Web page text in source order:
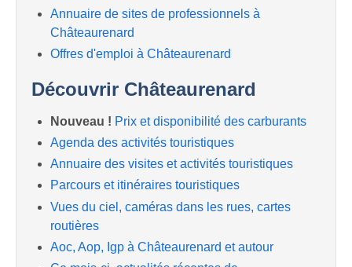
Annuaire de sites de professionnels à
Châteaurenard
Offres d'emploi à Châteaurenard
Découvrir Châteaurenard
Nouveau ! Prix et disponibilité des carburants
Agenda des activités touristiques
Annuaire des visites et activités touristiques
Parcours et itinéraires touristiques
Vues du ciel, caméras dans les rues, cartes
routières
Aoc, Aop, Igp à Châteaurenard et autour